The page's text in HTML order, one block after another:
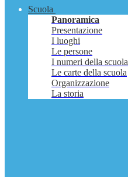
Scuola
Panoramica
Presentazione
I luoghi
Le persone
I numeri della scuola
Le carte della scuola
Organizzazione
La storia